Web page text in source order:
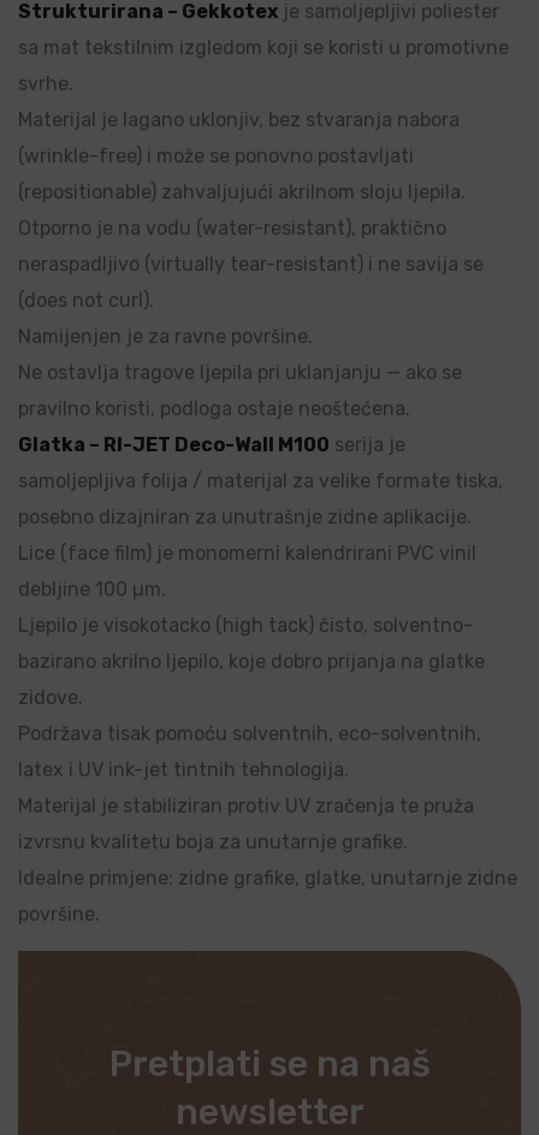
Strukturirana – Gekkotex je samoljepljivi poliester
sa mat tekstilnim izgledom koji se koristi u promotivne
svrhe.
Materijal je lagano uklonjiv, bez stvaranja nabora
(wrinkle-free) i može se ponovno postavljati
(repositionable) zahvaljujući akrilnom sloju ljepila.
Otporno je na vodu (water-resistant), praktično
neraspadljivo (virtually tear-resistant) i ne savija se
(does not curl).
Namijenjen je za ravne površine.
Ne ostavlja tragove ljepila pri uklanjanju — ako se
pravilno koristi, podloga ostaje neoštećena.
Glatka – RI-JET Deco-Wall M100 serija je
samoljepljiva folija / materijal za velike formate tiska,
posebno dizajniran za unutrašnje zidne aplikacije.
Lice (face film) je monomerni kalendrirani PVC vinil
debljine 100 µm.
Ljepilo je visokotacko (high tack) čisto, solventno-
bazirano akrilno ljepilo, koje dobro prijanja na glatke
zidove.
Podržava tisak pomoću solventnih, eco-solventnih,
latex i UV ink-jet tintnih tehnologija.
Materijal je stabiliziran protiv UV zračenja te pruža
izvrsnu kvalitetu boja za unutarnje grafike.
Idealne primjene: zidne grafike, glatke, unutarnje zidne
površine.
Pretplati se na naš
newsletter